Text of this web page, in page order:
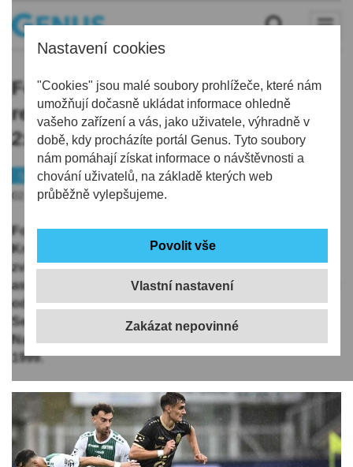
Nastavení cookies
"Cookies" jsou malé soubory prohlížeče, které nám
umožňují dočasně ukládat informace ohledně
vašeho zařízení a vás, jako uživatele, výhradně v
době, kdy procházíte portál Genus. Tyto soubory
nám pomáhají získat informace o návštěvnosti a
chování uživatelů, na základě kterých web
průběžně vylepšujeme.
Vlastní nastavení
Fotbalisté Jablonce po dvou
remízách porazili Hradec Králové
2:0, oba góly vstřelil Chramosta
Fotbal
Sport
02.08.2025 | 20:02
Fotbalisté Jablonce ve 3. ligovém kole porazili Hradec
Králové 2:0 a po dvou remízách poprvé v sezoně
zvítězili. Oba góly vstřelil Jan Chramosta po
asistencích Sebastiána Nebyly. Východočeši dohrávali
od 25. minuty bez vyloučeného Daniela Horáka.
Severočeši doma v lize podeváté po sobě neprohráli.
Na Střelnici s Hradcem prohráli naposledy v květnu
1999.